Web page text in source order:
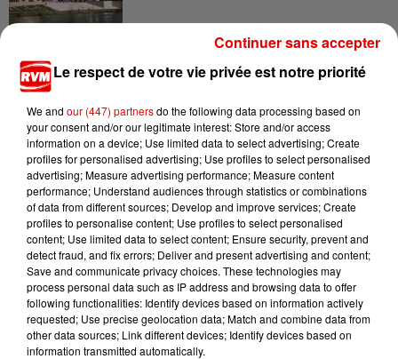
Ardennes - Woinic, le plus grand sanglier du
TITRES DIFFUSÉS
8h38
8h38 8h35
8h35 8h32
8h32
Le respect de votre vie privée est notre priorité
We and our (447) partnersdo the following data processing based on
your consent and/or our legitimate interest: Store and/or access
information on a device; Use limited data to select advertising; Create
profiles for personalised advertising; Use profiles to select personalised
advertising; Measure advertising performance; Measure content
performance; Understand audiences through statistics or combinations
of data from different sources; Develop and improve services; Create
profiles to personalise content; Use profiles to select personalised
content; Use limited data to select content; Ensure security, prevent and
detect fraud, and fix errors; Deliver and present advertising and content;
Save and communicate privacy choices. These technologies may
process personal data such as IP address and browsing data to offer
following functionalities: Identify devices based on information actively
requested; Use precise geolocation data; Match and combine data from
other data sources; Link different devices; Identify devices based on
information transmitted automatically.
Continuer sans accepter